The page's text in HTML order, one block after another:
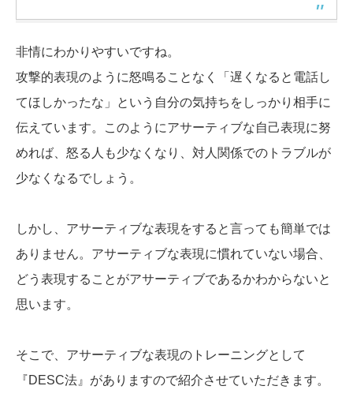
非情にわかりやすいですね。
攻撃的表現のように怒鳴ることなく「遅くなると電話し
てほしかったな」という自分の気持ちをしっかり相手に
伝えています。このようにアサーティブな自己表現に努
めれば、怒る人も少なくなり、対人関係でのトラブルが
少なくなるでしょう。
しかし、アサーティブな表現をすると言っても簡単では
ありません。アサーティブな表現に慣れていない場合、
どう表現することがアサーティブであるかわからないと
思います。
そこで、アサーティブな表現のトレーニングとして
『DESC法』 がありますので紹介させていただきます。